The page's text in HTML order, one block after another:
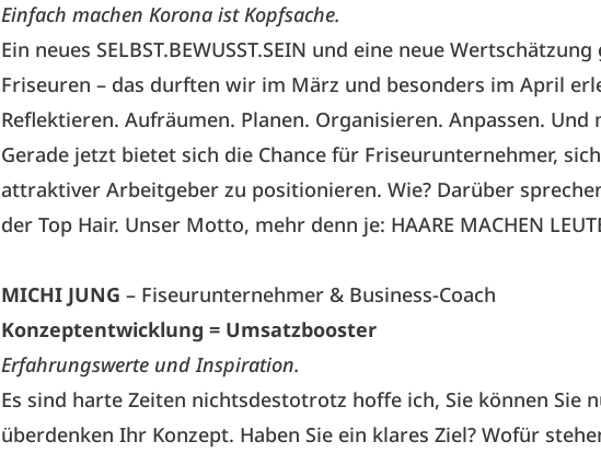
Einfach machen Korona ist Kopfsache.
Ein neues SELBST.BEWUSST.SEIN und eine neue
Friseuren – das durften wir im März und besonders im April
Reflektieren. Aufräumen. Planen. Organisieren. Anpassen. Und
Gerade jetzt bietet sich die Chance für Friseurunternehmer,
attraktiver Arbeitgeber zu positionieren. Wie? Darüber
der Top Hair. Unser Motto, mehr denn je: HAARE MACHEN
MICHI JUNG – Fiseurunternehmer & Business-Coach
Konzeptentwicklung = Umsatzbooster
Erfahrungswerte und Inspiration.
Es sind harte Zeiten nichtsdestotrotz hoffe ich, Sie können Sie
überdenken Ihr Konzept. Haben Sie ein klares Ziel? Wofür